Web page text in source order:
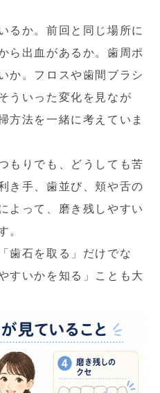
るか。前回と同じ場所に
ら出血があるか。歯周ポ
か。フロスや歯間ブラシ
ういった変化を見なが
方法を一緒に考えていま
もりでも、どうしても苦
き手、歯並び、頬や舌の
よって、磨き残しやすい
。
歯石を取る」だけでな
すいかを知る」ことも大